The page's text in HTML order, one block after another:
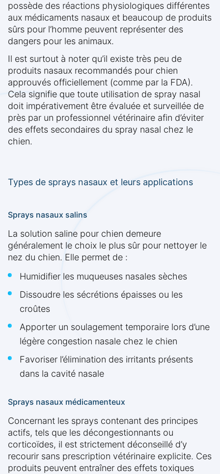
possède des réactions physiologiques différentes
aux médicaments nasaux et beaucoup de produits
sûrs pour l’homme peuvent représenter des
dangers pour les animaux.
Il est surtout à noter qu’il existe très peu de
produits nasaux recommandés pour chien
approuvés officiellement (comme par la FDA).
Cela signifie que toute utilisation de spray nasal
doit impérativement être évaluée et surveillée de
près par un professionnel vétérinaire afin d’éviter
des effets secondaires du spray nasal chez le
chien.
Types de sprays nasaux et leurs applications
Sprays nasaux salins
La solution saline pour chien demeure
généralement le choix le plus sûr pour nettoyer le
nez du chien. Elle permet de :
Humidifier les muqueuses nasales sèches
Dissoudre les sécrétions épaisses ou les
croûtes
Apporter un soulagement temporaire lors d’une
légère congestion nasale chez le chien
Favoriser l’élimination des irritants présents
dans la cavité nasale
Sprays nasaux médicamenteux
Concernant les sprays contenant des principes
actifs, tels que les décongestionnants ou
corticoïdes, il est strictement déconseillé d’y
recourir sans prescription vétérinaire explicite. Ces
produits peuvent entraîner des effets toxiques